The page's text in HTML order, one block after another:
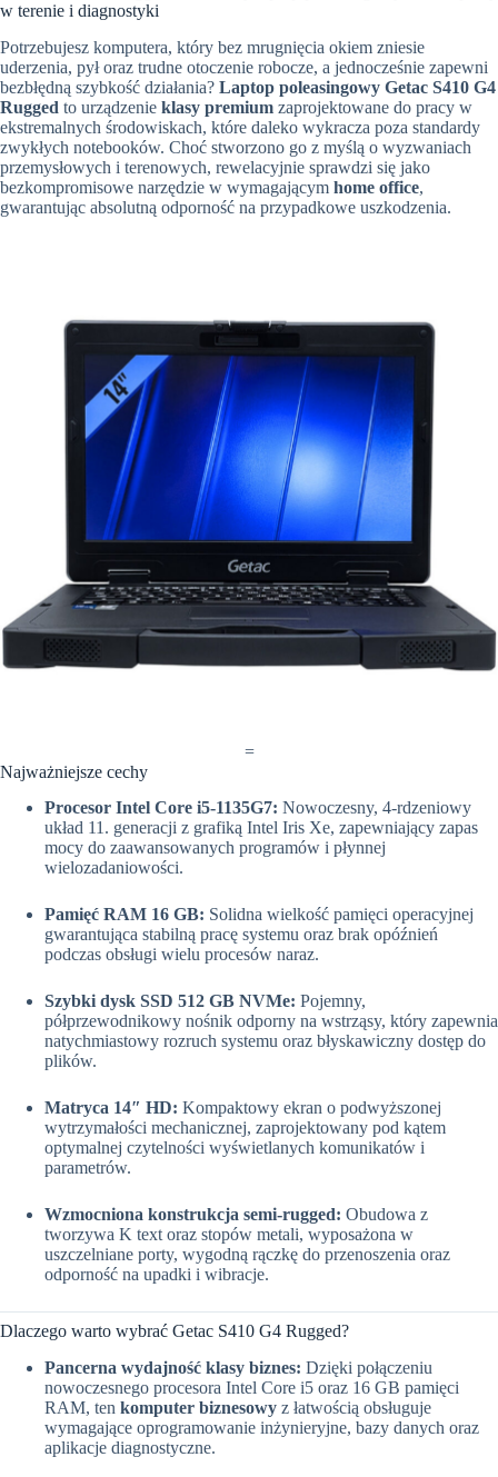
w terenie i diagnostyki
Potrzebujesz komputera, który bez mrugnięcia okiem zniesie
uderzenia, pył oraz trudne otoczenie robocze, a jednocześnie zapewni
bezbłędną szybkość działania? Laptop poleasingowy Getac S410 G4
Rugged to urządzenie klasy premium zaprojektowane do pracy w
ekstremalnych środowiskach, które daleko wykracza poza standardy
zwykłych notebooków. Choć stworzono go z myślą o wyzwaniach
przemysłowych i terenowych, rewelacyjnie sprawdzi się jako
bezkompromisowe narzędzie w wymagającym home office,
gwarantując absolutną odporność na przypadkowe uszkodzenia.
=
Najważniejsze cechy
Procesor Intel Core i5-1135G7: Nowoczesny, 4-rdzeniowy
układ 11. generacji z grafiką Intel Iris Xe, zapewniający zapas
mocy do zaawansowanych programów i płynnej
wielozadaniowości.
Pamięć RAM 16 GB: Solidna wielkość pamięci operacyjnej
gwarantująca stabilną pracę systemu oraz brak opóźnień
podczas obsługi wielu procesów naraz.
Szybki dysk SSD 512 GB NVMe: Pojemny,
półprzewodnikowy nośnik odporny na wstrząsy, który zapewnia
natychmiastowy rozruch systemu oraz błyskawiczny dostęp do
plików.
Matryca 14″ HD: Kompaktowy ekran o podwyższonej
wytrzymałości mechanicznej, zaprojektowany pod kątem
optymalnej czytelności wyświetlanych komunikatów i
parametrów.
Wzmocniona konstrukcja semi-rugged: Obudowa z
tworzywa K text oraz stopów metali, wyposażona w
uszczelniane porty, wygodną rączkę do przenoszenia oraz
odporność na upadki i wibracje.
Dlaczego warto wybrać Getac S410 G4 Rugged?
Pancerna wydajność klasy biznes: Dzięki połączeniu
nowoczesnego procesora Intel Core i5 oraz 16 GB pamięci
RAM, ten komputer biznesowy z łatwością obsługuje
wymagające oprogramowanie inżynieryjne, bazy danych oraz
aplikacje diagnostyczne.